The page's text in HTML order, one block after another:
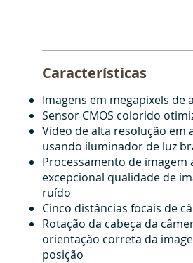
Características
Imagens em megapixels de
Sensor CMOS colorido
Vídeo de alta resolução em
usando iluminador de luz
Processamento de imagem
excepcional qualidade de
ruído
Cinco distâncias focais de
Rotação da cabeça da
orientação correta da
posição